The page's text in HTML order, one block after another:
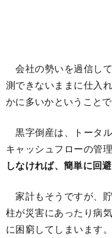
会社の勢いを過信し
測できないままに仕入
かに多いかということで
黒字倒産は、トータ
キャッシュフローの管
しなければ、簡単に回
家計もそうですが、
柱が災害にあったり病
に困窮してしまいます